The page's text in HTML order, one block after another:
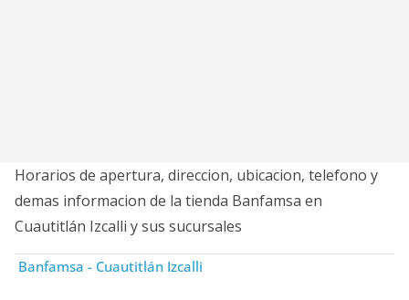
Horarios de apertura, direccion, ubicacion, telefono y
demas informacion de la tienda Banfamsa en
Cuautitlán Izcalli y sus sucursales
Banfamsa - Cuautitlán Izcalli